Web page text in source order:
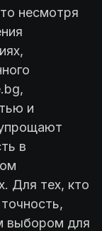
несмотря
и
в
Для тех, кто
выбором для